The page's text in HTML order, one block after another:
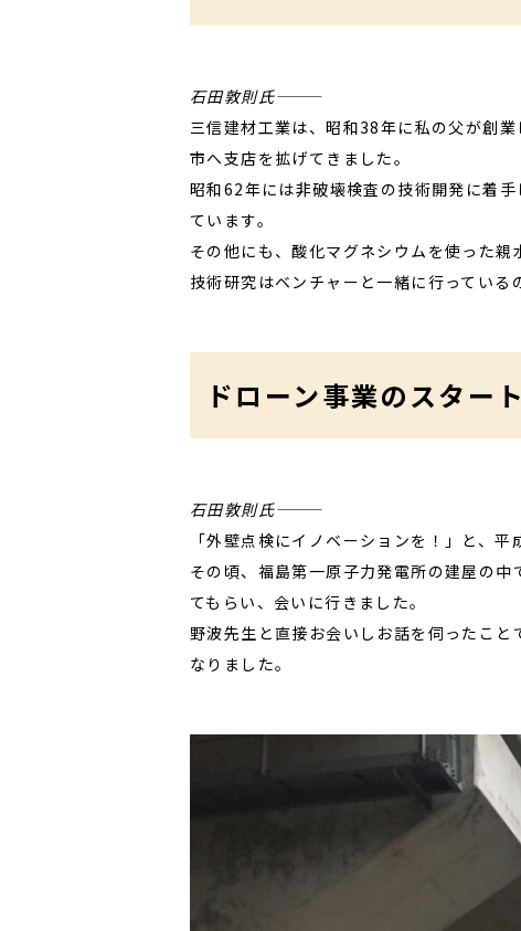
石田敦則氏―――
三信建材工業は、昭和38年に私の父が創
市へ支店を拡げてきました。
昭和62年には非破壊検査の技術開発に着
ています。
その他にも、酸化マグネシウムを使った
技術研究はベンチャーと一緒に行ってい
ドローン事業のスター
石田敦則氏―――
「外壁点検にイノベーションを！」と、
その頃、福島第一原子力発電所の建屋の
てもらい、会いに行きました。
野波先生と直接お会いしお話を伺ったこ
なりました。